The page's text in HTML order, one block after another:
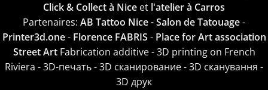
Click & Collect à Nice et l'atelier à Carros
Partenaires: AB Tattoo Nice - Salon de Tatouage-
Printer3d.one- Florence FABRIS - Place for Art association
Street ArtFabrication additive - 3D printing on French
Riviera - 3D-печать - 3D сканирование - 3D сканування -
3D друк